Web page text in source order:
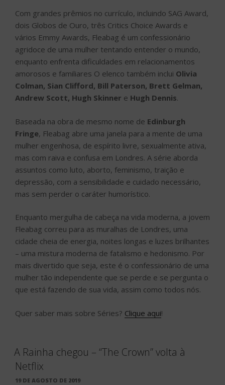
Com grandes prêmios no currículo, incluindo SAG Award,
dois Globos de Ouro, três Critics Choice Awards e
vários Emmy Awards, Fleabag é um confessionário
agridoce de uma mulher tentando entender o mundo,
enquanto enfrenta dificuldades em relacionamentos
amorosos e familiares O elenco também inclui Olivia
Colman, Sian Clifford, Bill Paterson, Brett Gelman,
Andrew Scott, Hugh Skinner e Hugh Dennis.
Baseada na obra de mesmo nome de Edinburgh
Fringe, Fleabag abre uma janela para a mente de uma
mulher engenhosa, de espírito livre, sexualmente ativa,
mas com raiva e confusa em Londres. A série aborda
assuntos como luto, aborto, feminismo, traição e
depressão, com a sensibilidade e cuidado necessário,
mas sem perder o caráter humorístico.
Enquanto mergulha de cabeça na vida moderna, a jovem
Fleabag correu para as muralhas de Londres, uma
cidade cheia de energia, noites longas e luzes brilhantes
– uma mistura moderna de fatalismo e hedonismo. Por
mais divertido que seja, este é o confessionário de uma
mulher tão independente que se perde e se pergunta o
que está fazendo de sua vida, assim como todos nós.
Quer saber mais sobre Séries? Clique aqui!
A Rainha chegou – “The Crown” volta à
Netflix
PUBLICADO
19 DE AGOSTO DE 2019